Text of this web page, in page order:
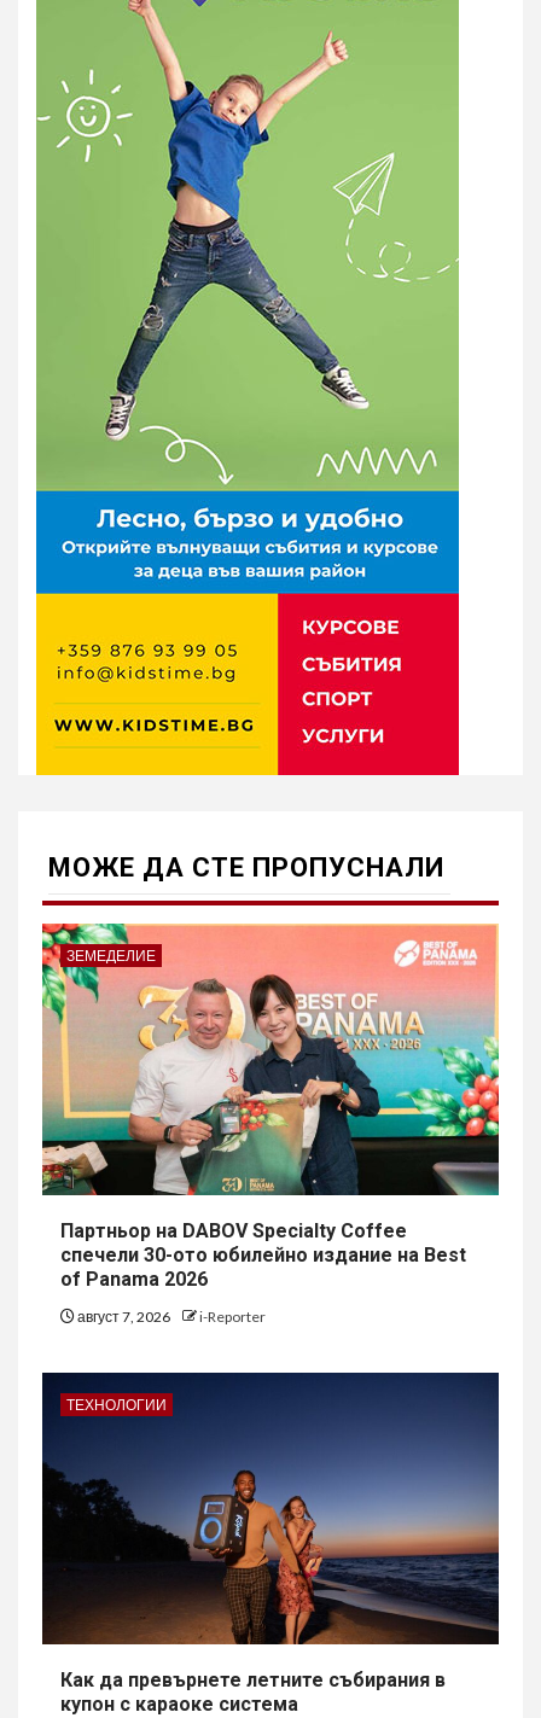
МОЖE ДА СТЕ ПРОПУСНАЛИ
ЗЕМЕДЕЛИЕ
Партньор на DABOV Specialty Coffee
спечели 30-ото юбилейно издание на Best
of Panama 2026
август 7, 2026 i-Reporter
ТЕХНОЛОГИИ
Как да превърнете летните събирания в
купон с караоке система